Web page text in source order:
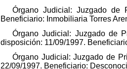
Órgano Judicial: Juzgado de
Beneficiario: Inmobiliaria Torres
Órgano Judicial: Juzgado de
disposición: 11/09/1997.
Órgano Judicial: Juzgado de
22/09/1997. Beneficiario: